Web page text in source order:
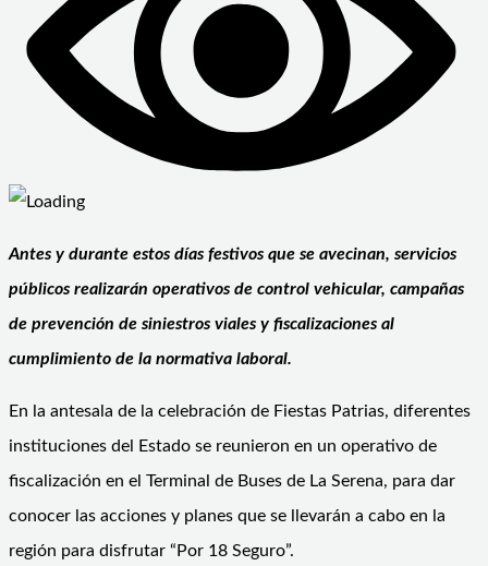
Antes y durante estos días festivos que se avecinan, servicios
públicos realizarán operativos de control vehicular, campañas
de prevención de siniestros viales y fiscalizaciones al
cumplimiento de la normativa laboral.
En la antesala de la celebración de Fiestas Patrias, diferentes
instituciones del Estado se reunieron en un operativo de
fiscalización en el Terminal de Buses de La Serena, para dar
conocer las acciones y planes que se llevarán a cabo en la
región para disfrutar “Por 18 Seguro”.